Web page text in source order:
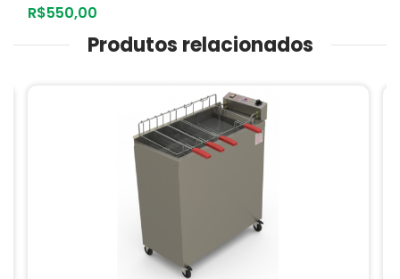
R$550,00
Produtos relacionados